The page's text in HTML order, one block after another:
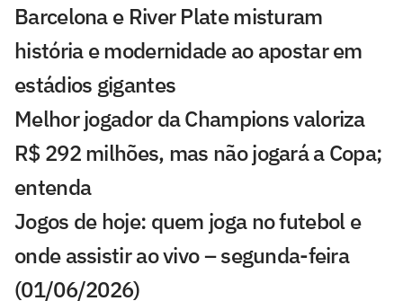
Barcelona e River Plate misturam
história e modernidade ao apostar em
estádios gigantes
Melhor jogador da Champions valoriza
R$ 292 milhões, mas não jogará a Copa;
entenda
Jogos de hoje: quem joga no futebol e
onde assistir ao vivo – segunda-feira
(01/06/2026)